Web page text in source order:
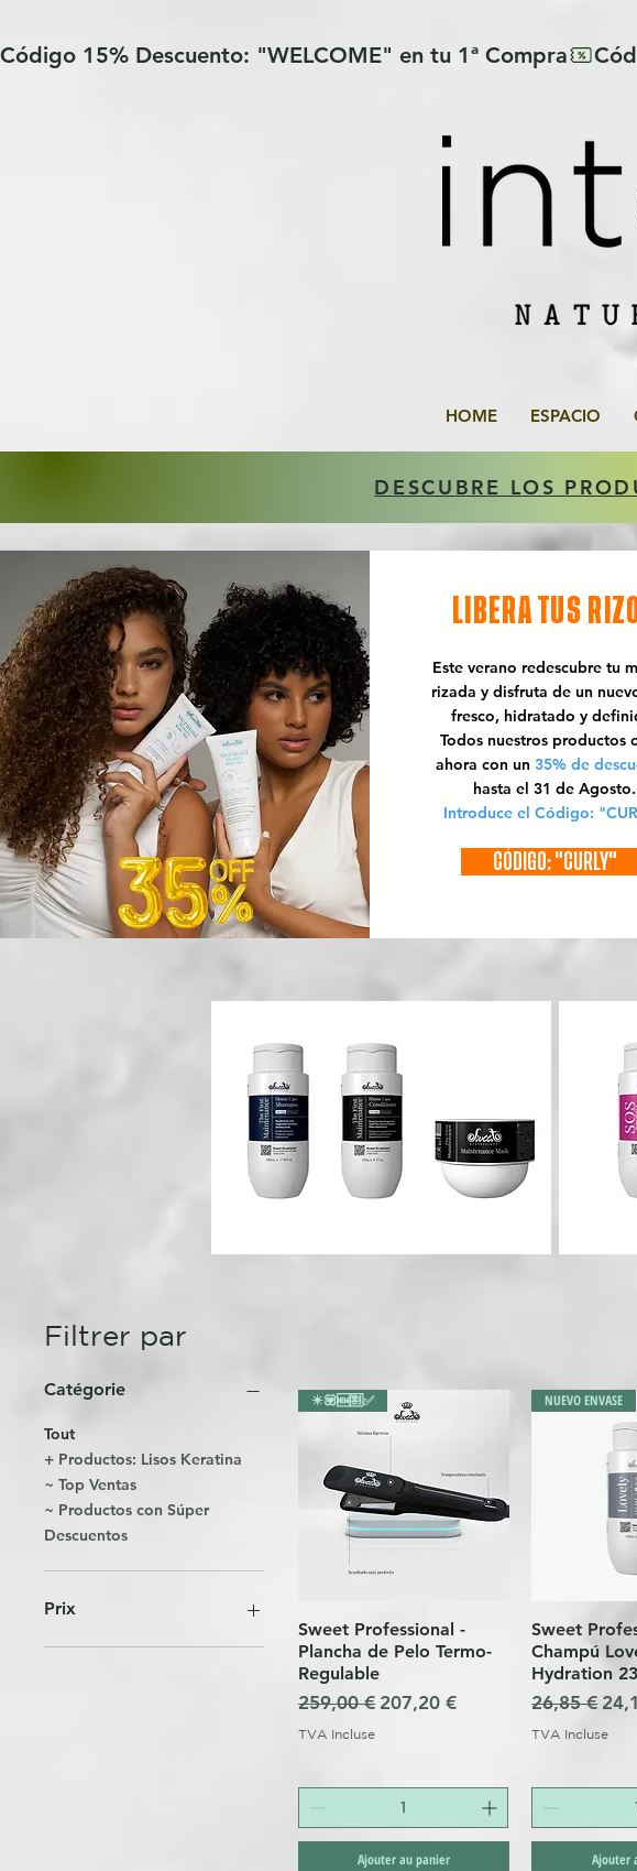
Código 15% Descuento: "WELCOME" en tu 1ª Compra
HOME ESPACIO
DESCUBRE LOS
LIBERA TUS
Este verano redescubre tu
rizada y disfruta de un
fresco, hidratado y
Todos nuestros productos
ahora con un 35% de
hasta el 31 de Agosto.
Introduce el Código:
CÓDIGO: "CURLY"
Filtrer par
Catégorie
Tout
+ Productos: Lisos Keratina
~ Top Ventas
~ Productos con Súper
Descuentos
Prix
Aperçu rapide
✴️💟🆕🈹✅
Sweet Professional -
Plancha de Pelo Termo-
Regulable
Prix original
259,00 € Prix promotionnel
207,20 €
TVA Incluse
Ajouter au panier
NUEVO ENVASE
Sweet
Champú
Hydration
Prix original
26,85 €
TVA Incluse
Ajouter